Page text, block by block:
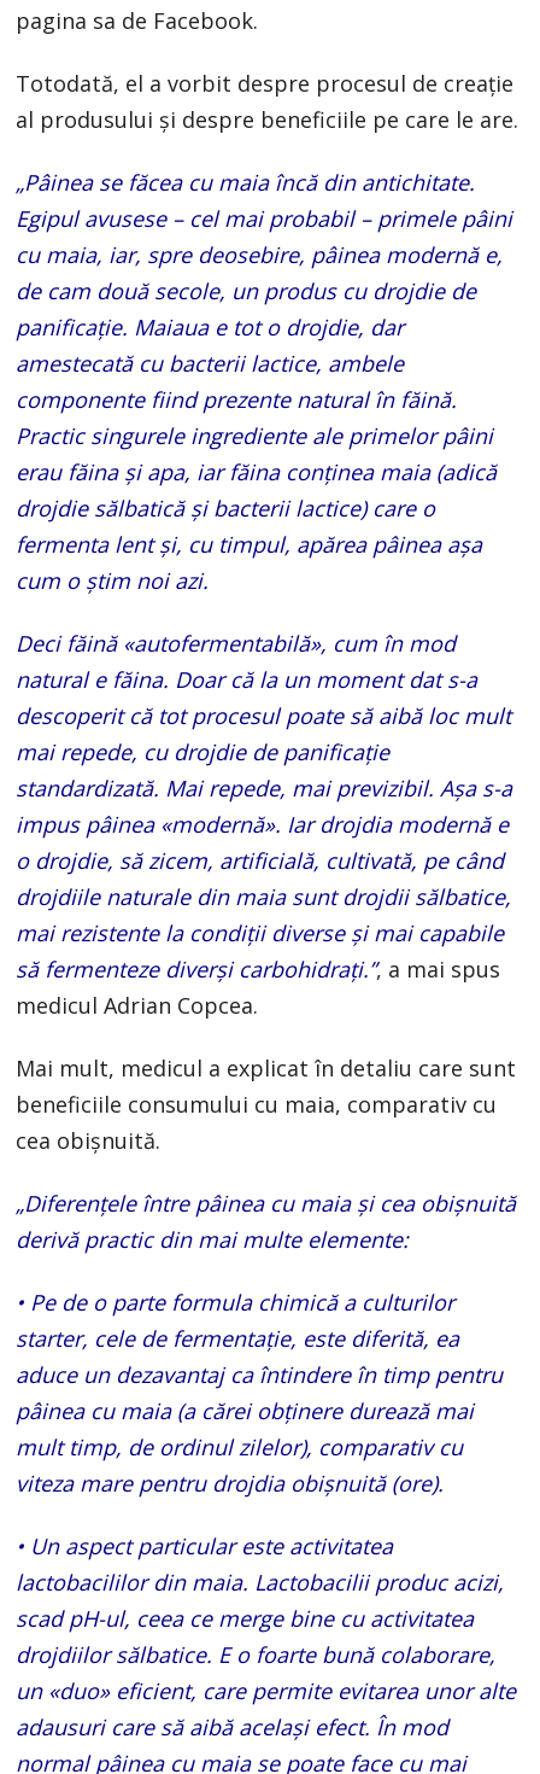
pagina sa de Facebook.
Totodată, el a vorbit despre procesul de creație
al produsului și despre beneficiile pe care le are.
„Pâinea se făcea cu maia încă din antichitate.
Egipul avusese – cel mai probabil – primele pâini
cu maia, iar, spre deosebire, pâinea modernă e,
de cam două secole, un produs cu drojdie de
panificaţie. Maiaua e tot o drojdie, dar
amestecată cu bacterii lactice, ambele
componente fiind prezente natural în făină.
Practic singurele ingrediente ale primelor pâini
erau făina şi apa, iar făina conţinea maia (adică
drojdie sălbatică şi bacterii lactice) care o
fermenta lent şi, cu timpul, apărea pâinea așa
cum o ştim noi azi.
Deci făină «autofermentabilă», cum în mod
natural e făina. Doar că la un moment dat s-a
descoperit că tot procesul poate să aibă loc mult
mai repede, cu drojdie de panificaţie
standardizată. Mai repede, mai previzibil. Aşa s-a
impus pâinea «modernă». Iar drojdia modernă e
o drojdie, să zicem, artificială, cultivată, pe când
drojdiile naturale din maia sunt drojdii sălbatice,
mai rezistente la condiţii diverse şi mai capabile
să fermenteze diverşi carbohidraţi.”, a mai spus
medicul Adrian Copcea.
Mai mult, medicul a explicat în detaliu care sunt
beneficiile consumului cu maia, comparativ cu
cea obișnuită.
„Diferenţele între pâinea cu maia şi cea obişnuită
derivă practic din mai multe elemente:
• Pe de o parte formula chimică a culturilor
starter, cele de fermentaţie, este diferită, ea
aduce un dezavantaj ca întindere în timp pentru
pâinea cu maia (a cărei obţinere durează mai
mult timp, de ordinul zilelor), comparativ cu
viteza mare pentru drojdia obişnuită (ore).
• Un aspect particular este activitatea
lactobacililor din maia. Lactobacilii produc acizi,
scad pH-ul, ceea ce merge bine cu activitatea
drojdiilor sălbatice. E o foarte bună colaborare,
un «duo» eficient, care permite evitarea unor alte
adausuri care să aibă acelaşi efect. În mod
normal pâinea cu maia se poate face cu mai